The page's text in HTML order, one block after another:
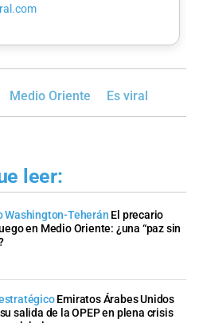
Medio Oriente Es viral
leer:
Washington-Teherán El precario
en Medio Oriente: ¿una “paz sin
Emiratos Árabes Unidos
salida de la OPEP en plena crisis